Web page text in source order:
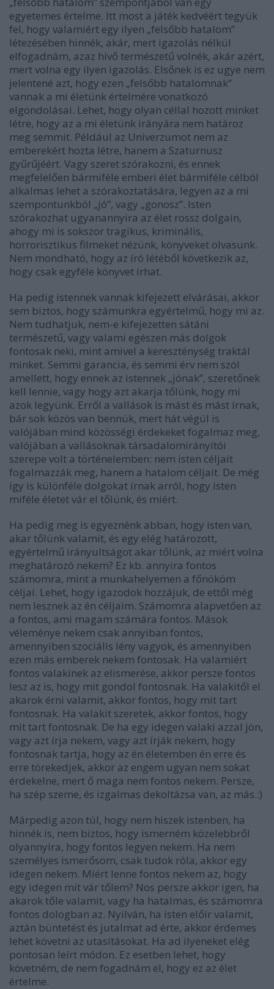
egyetemes értelme. Itt most a játék kedvéért tegyük
fel, hogy valamiért egy ilyen „felsőbb hatalom”
létezésében hinnék, akár, mert igazolás nélkül
elfogadnám, azaz hívő természetű volnék, akár azért,
mert volna egy ilyen igazolás. Elsőnek is ez ugye nem
jelentené azt, hogy ezen „felsőbb hatalomnak”
vannak a mi életünk értelmére vonatkozó
elgondolásai. Lehet, hogy olyan céllal hozott minket
létre, hogy az a mi életünk irányára nem határoz
meg semmit. Például az Univerzumot nem az
emberekért hozta létre, hanem a Szaturnusz
gyűrűjéért. Vagy szeret szórakozni, és ennek
megfelelően bármiféle emberi élet bármiféle célból
alkalmas lehet a szórakoztatására, legyen az a mi
szempontunkból „jó”, vagy „gonosz”. Isten
szórakozhat ugyanannyira az élet rossz dolgain,
ahogy mi is sokszor tragikus, kriminális,
horrorisztikus filmeket nézünk, könyveket olvasunk.
Nem mondható, hogy az író létéből következik az,
hogy csak egyféle könyvet írhat.
Ha pedig istennek vannak kifejezett elvárásai, akkor
sem biztos, hogy számunkra egyértelmű, hogy mi az.
Nem tudhatjuk, nem-e kifejezetten sátáni
természetű, vagy valami egészen más dolgok
fontosak neki, mint amivel a kereszténység traktál
minket. Semmi garancia, és semmi érv nem szól
amellett, hogy ennek az istennek „jónak”, szeretőnek
kell lennie, vagy hogy azt akarja tőlünk, hogy mi
azok legyünk. Erről a vallások is mást és mást írnak,
bár sok közös van bennük, mert hát végül is
valójában mind közösségi érdekeket fogalmaz meg,
valójában a vallásoknak társadalomirányítói
szerepe volt a történelemben: nem isten céljait
fogalmazzák meg, hanem a hatalom céljait. De még
így is különféle dolgokat írnak arról, hogy isten
miféle életet vár el tőlünk, és miért.
Ha pedig meg is egyeznénk abban, hogy isten van,
akar tőlünk valamit, és egy elég határozott,
egyértelmű irányultságot akar tőlünk, az miért volna
meghatározó nekem? Ez kb. annyira fontos
számomra, mint a munkahelyemen a főnököm
céljai. Lehet, hogy igazodok hozzájuk, de ettől még
nem lesznek az én céljaim. Számomra alapvetően az
a fontos, ami magam számára fontos. Mások
véleménye nekem csak annyiban fontos,
amennyiben szociális lény vagyok, és amennyiben
ezen más emberek nekem fontosak. Ha valamiért
fontos valakinek az elismerése, akkor persze fontos
lesz az is, hogy mit gondol fontosnak. Ha valakitől el
akarok érni valamit, akkor fontos, hogy mit tart
fontosnak. Ha valakit szeretek, akkor fontos, hogy
mit tart fontosnak. De ha egy idegen valaki azzal jön,
vagy azt írja nekem, vagy azt írják nekem, hogy
fontosnak tartja, hogy az én életemben én erre és
erre törekedjek, akkor az engem ugyan nem sokat
érdekelne, mert ő maga nem fontos nekem. Persze,
ha szép szeme, és izgalmas dekoltázsa van, az más.:)
Márpedig azon túl, hogy nem hiszek istenben, ha
hinnék is, nem biztos, hogy ismerném közelebbről
olyannyira, hogy fontos legyen nekem. Ha nem
személyes ismerősöm, csak tudok róla, akkor egy
idegen nekem. Miért lenne fontos nekem az, hogy
egy idegen mit vár tőlem? Nos persze akkor igen, ha
akarok tőle valamit, vagy ha hatalmas, és számomra
fontos dologban az. Nyilván, ha isten előír valamit,
aztán büntetést és jutalmat ad érte, akkor érdemes
lehet követni az utasításokat. Ha ad ilyeneket elég
pontosan leírt módon. Ez esetben lehet, hogy
követném, de nem fogadnám el, hogy ez az élet
értelme.